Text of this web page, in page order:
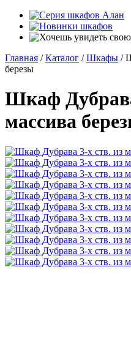
Главная / Каталог / Шкафы /
березы
Шкаф
массива